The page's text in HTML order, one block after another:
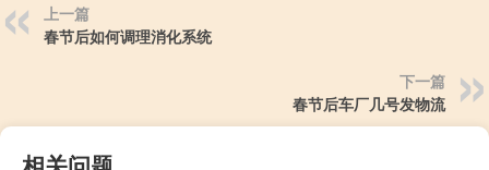
上一篇
春节后如何调理消化系统
下一篇
春节后车厂几号发物流